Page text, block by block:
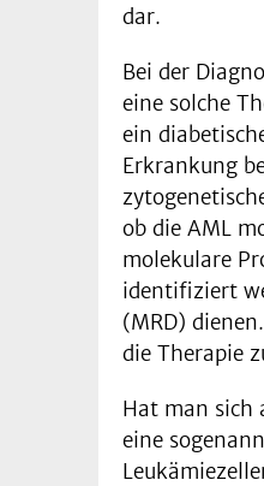
dar.
Bei der
eine solche
ein
Erkrankung
ob die AML
molekulare
identifiziert
(MRD)
die Therapie
Hat man sich
eine